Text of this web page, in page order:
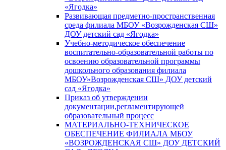
«Ягодка»
Развивающая предметно-пространственная
среда филиала МБОУ «Возрожденская СШ»
ДОУ детский сад «Ягодка»
Учебно-методическое обеспечение
воспитательно-образовательной работы по
освоению образовательной программы
дошкольного образования филиала
МБОУ»Возрожденская СШ» ДОУ детский
сад «Ягодка»
Приказ об утверждении
документации,регламентирующей
образовательный процесс
МАТЕРИАЛЬНО-ТЕХНИЧЕСКОЕ
ОБЕСПЕЧЕНИЕ ФИЛИАЛА МБОУ
«ВОЗРОЖДЕНСКАЯ СШ» ДОУ ДЕТСКИЙ